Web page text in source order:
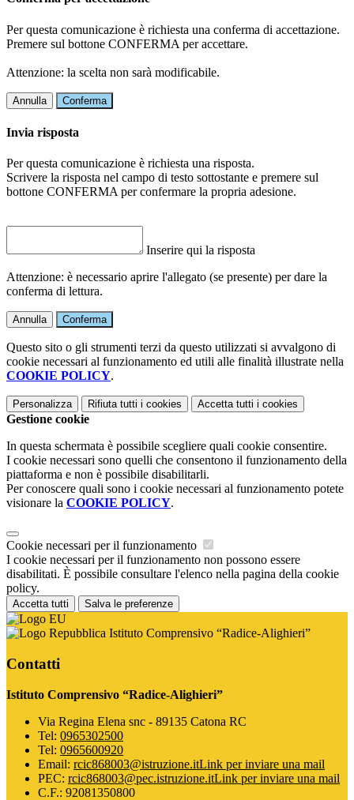
Per questa comunicazione è richiesta una conferma di accettazione.
Premere sul bottone CONFERMA per accettare.
Attenzione: la scelta non sarà modificabile.
Annulla Conferma
Invia risposta
Per questa comunicazione è richiesta una risposta.
Scrivere la risposta nel campo di testo sottostante e premere sul
bottone CONFERMA per confermare la propria adesione.
Inserire qui la risposta
Attenzione: è necessario aprire l'allegato (se presente) per dare la
conferma di lettura.
Annulla Conferma
Questo sito o gli strumenti terzi da questo utilizzati si avvalgono di
cookie necessari al funzionamento ed utili alle finalità illustrate nella
COOKIE POLICY.
Personalizza Rifiuta tutti i cookies Accetta tutti i cookies
Gestione cookie
In questa schermata è possibile scegliere quali cookie consentire.
I cookie necessari sono quelli che consentono il funzionamento della
piattaforma e non è possibile disabilitarli.
Per conoscere quali sono i cookie necessari al funzionamento potete
visionare la COOKIE POLICY.
Cookie necessari per il funzionamento
I cookie necessari per il funzionamento non possono essere
disabilitati. È possibile consultare l'elenco nella pagina della cookie
policy.
Accetta tutti Salva le preferenze
Istituto Comprensivo “Radice-Alighieri”
Contatti
Istituto Comprensivo “Radice-Alighieri”
Via Regina Elena snc - 89135 Catona RC
Tel: 0965302500
Tel: 0965600920
Email: rcic868003@istruzione.itLink per inviare una mail
PEC: rcic868003@pec.istruzione.itLink per inviare una mail
C.F.: 92081350800